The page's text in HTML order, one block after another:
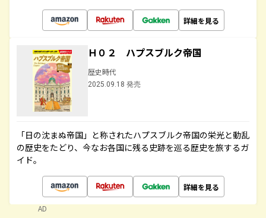
詳細を見る
Ｈ０２ ハプスブルク帝国
歴史時代
2025.09.18 発売
「日の沈まぬ帝国」と称されたハプスブルク帝国の栄光と動乱
の歴史をたどり、今なお各国に残る史跡を巡る歴史を旅するガ
イド。
詳細を見る
AD